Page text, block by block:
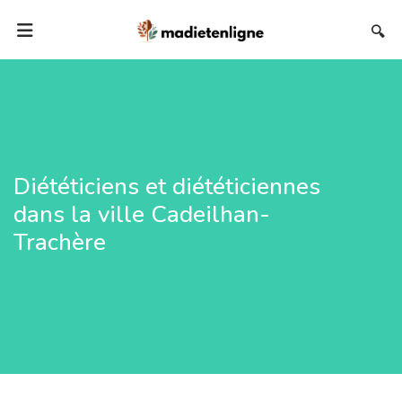
🔍
Diététiciens et diététiciennes
dans la ville Cadeilhan-
Trachère